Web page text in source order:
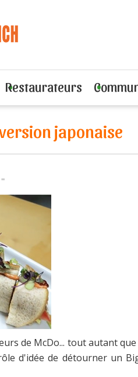
Restaurateurs
japonaise
de McDo... tout autant
d'idée de détourner un